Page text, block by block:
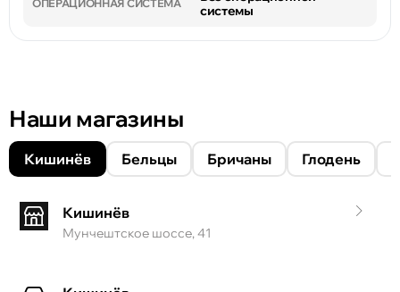
ОПЕРАЦИОННАЯ СИСТЕМА
системы
Наши магазины
Кишинёв Бельцы Бричаны Глодень
Кишинёв
Мунчештское шоссе, 41